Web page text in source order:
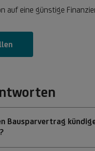
auf eine günstige
Bausparvertrag